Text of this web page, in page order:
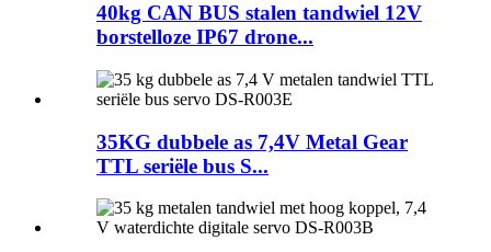
40kg CAN BUS stalen tandwiel 12V
borstelloze IP67 drone...
35KG dubbele as 7,4V Metal Gear
TTL seriële bus S...